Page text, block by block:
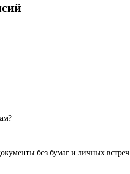
без бумаг и личных встреч